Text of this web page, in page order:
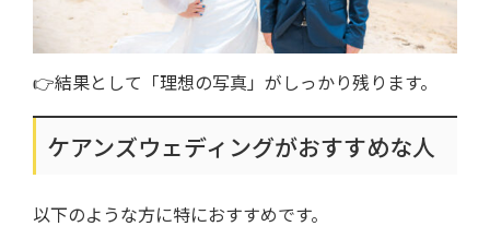
👉結果として「理想の写真」がしっかり残ります。
ケアンズウェディングがおすすめな人
以下のような方に特におすすめです。